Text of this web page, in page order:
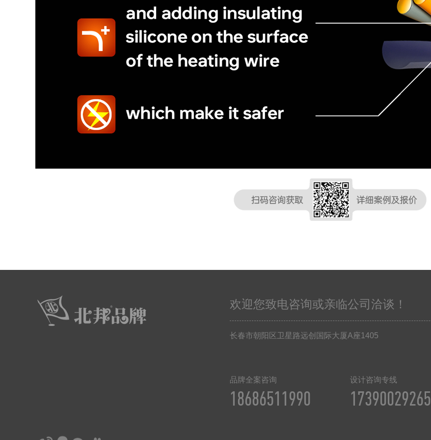
欢迎您致电咨询或亲临公司洽谈！
长春市朝阳区卫星路远创国际大厦A座1405
品牌全案咨询
18686511990
设计咨询专线
17390029265